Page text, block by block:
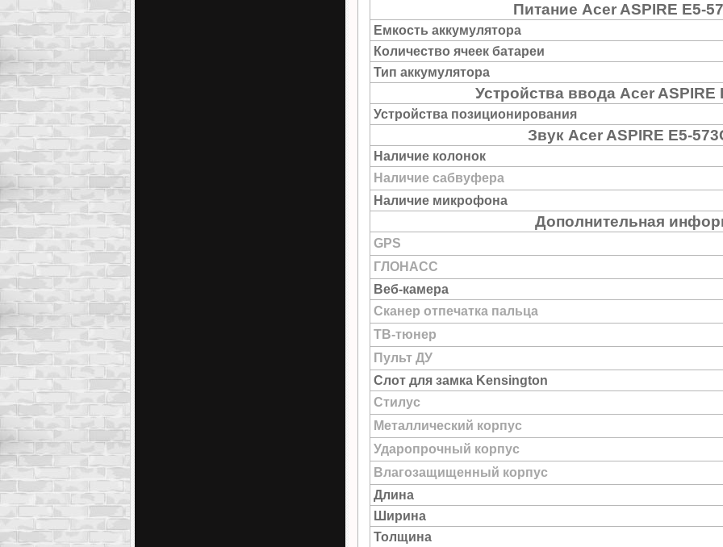
Питание Acer ASPIRE E5-
Емкость аккумулятора
Количество ячеек батареи
Тип аккумулятора
Устройства ввода Acer ASPIRE
Устройства позиционирования
Звук Acer ASPIRE E5-
Наличие колонок
Наличие сабвуфера
Наличие микрофона
Дополнительная
GPS
ГЛОНАСС
Веб-камера
Сканер отпечатка пальца
ТВ-тюнер
Пульт ДУ
Слот для замка Kensington
Стилус
Металлический корпус
Ударопрочный корпус
Влагозащищенный корпус
Длина
Ширина
Толщина